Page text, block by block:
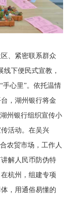
、紧密联系群众
线下便民式宣教，
手心里”。依托温情
，湖州银行将金
州银行组织宣传小
活动。在吴兴
农贸市场，工作人
解人民币防伪特
杭州，组建专项
，用通俗易懂的